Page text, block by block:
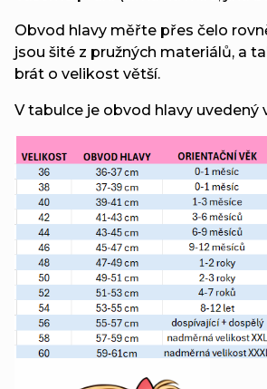
Obvod hlavy měřte přes čelo
jsou šité z pružných materiálů, a
brát o velikost větší.
V tabulce je obvod hlavy uvedený